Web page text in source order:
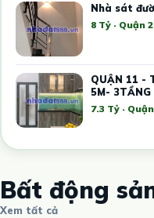
Nhà sát
8 Tỷ · Quận 2
QUẬN 11 -
5M- 3TẦNG
20TR/
7.3 Tỷ ·
Bất động
Xem tất cả